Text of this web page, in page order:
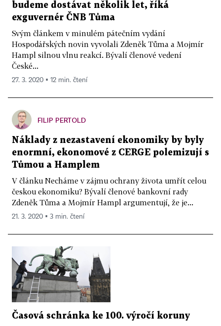
budeme dostávat několik let, říká
exguvernér ČNB Tůma
Svým článkem v minulém pátečním vydání
Hospodářských novin vyvolali Zdeněk Tůma a Mojmír
Hampl silnou vlnu reakcí. Bývalí členové vedení
České...
27. 3. 2020 ▪ 12 min. čtení
FILIP PERTOLD
Náklady z nezastavení ekonomiky by byly
enormní, ekonomové z CERGE polemizují s
Tůmou a Hamplem
V článku Necháme v zájmu ochrany života umřít celou
českou ekonomiku? Bývalí členové bankovní rady
Zdeněk Tůma a Mojmír Hampl argumentují, že je...
21. 3. 2020 ▪ 3 min. čtení
Časová schránka ke 100. výročí koruny